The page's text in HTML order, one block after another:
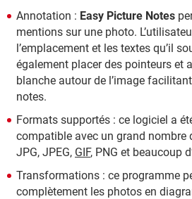
Annotation : Easy Picture Notes
mentions sur une photo.
l’emplacement et les textes qu’il
également placer des pointeurs et
blanche autour de l’image
notes.
Formats supportés : ce logiciel a
compatible avec un grand
JPG, JPEG, GIF, PNG et beaucoup
Transformations : ce programme
complètement les photos en